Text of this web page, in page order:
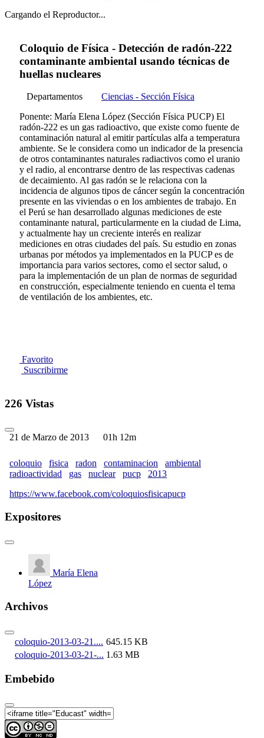
Cargando el Reproductor...
Coloquio de Física - Detección de radón-222
contaminante ambiental usando técnicas de
huellas nucleares
Departamentos
Ciencias - Sección Física
Ponente: María Elena López (Sección Física PUCP) El
radón-222 es un gas radioactivo, que existe como fuente de
contaminación natural al emitir partículas alfa a temperatura
ambiente. Se le considera como un indicador de la presencia
de otros contaminantes naturales radiactivos como el uranio
y el radio, al encontrarse dentro de las respectivas cadenas
de decaimiento. Al gas radón se le relaciona con la
incidencia de algunos tipos de cáncer según la concentración
presente en las viviendas o en los ambientes de trabajo. En
el Perú se han desarrollado algunas mediciones de este
contaminante natural, particularmente en la ciudad de Lima,
y actualmente hay un creciente interés en realizar
mediciones en otras ciudades del país. Su estudio en zonas
urbanas por métodos ya implementados en la PUCP es de
importancia para varios sectores, como el sector salud, o
para la implementación de un plan de normas de seguridad
en construcción, especialmente teniendo en cuenta el tema
de ventilación de los ambientes, etc.
Favorito
Suscribirme
226 Vistas
21 de Marzo de 2013 01h 12m
coloquio fisica radon contaminacion
ambiental
radioactividad
gas nuclear pucp
2013
https://www.facebook.com/coloquiosfisicapucp
Expositores
María Elena
López
Archivos
coloquio-2013-03-21.... 645.15 KB
coloquio-2013-03-21-... 1.63 MB
Embebido